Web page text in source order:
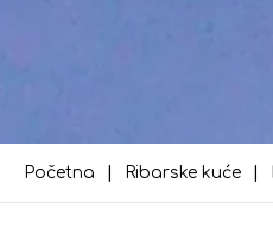
Početna Ribarske kuće